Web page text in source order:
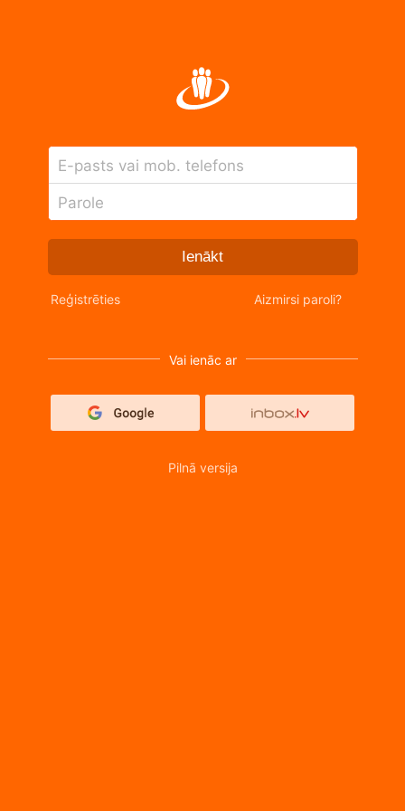
E-pasts vai mob. telefons
Parole
Ienākt
Reģistrēties Aizmirsi paroli?
Vai ienāc ar
Pilnā versija